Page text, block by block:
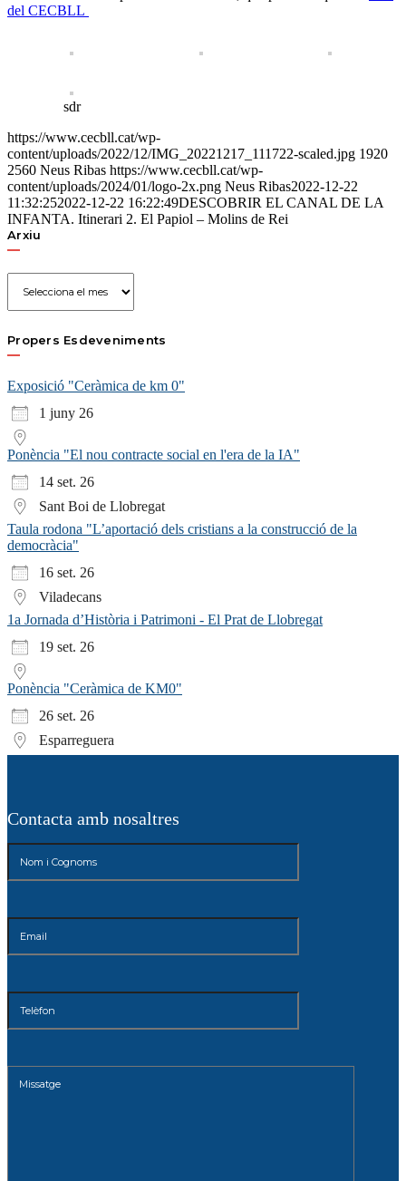
del CECBLL
sdr
https://www.cecbll.cat/wp-
content/uploads/2022/12/IMG_20221217_111722-scaled.jpg 1920
2560 Neus Ribas https://www.cecbll.cat/wp-
content/uploads/2024/01/logo-2x.png Neus Ribas2022-12-22
11:32:252022-12-22 16:22:49DESCOBRIR EL CANAL DE LA
INFANTA. Itinerari 2. El Papiol – Molins de Rei
Arxiu
Propers Esdeveniments
Exposició "Ceràmica de km 0"
1 juny 26
Ponència "El nou contracte social en l'era de la IA"
14 set. 26
Sant Boi de Llobregat
Taula rodona "L’aportació dels cristians a la construcció de la
democràcia"
16 set. 26
Viladecans
1a Jornada d’Història i Patrimoni - El Prat de Llobregat
19 set. 26
Ponència "Ceràmica de KM0"
26 set. 26
Esparreguera
Contacta amb nosaltres